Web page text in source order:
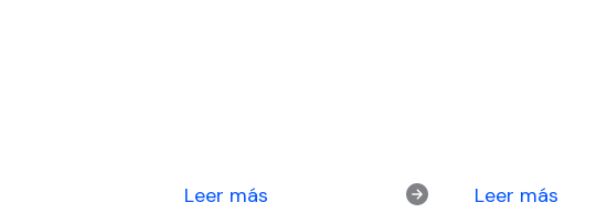
Leer más Leer más